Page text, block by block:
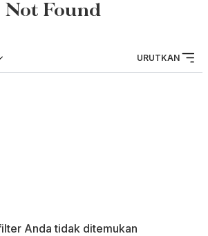
Not Found
URUTKAN
Anda tidak ditemukan